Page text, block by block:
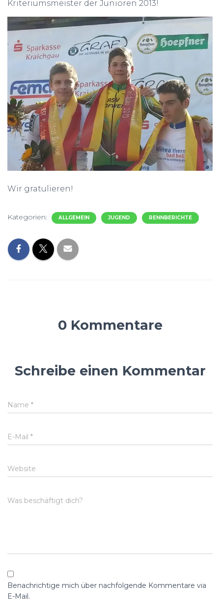
Kriteriumsmeister der Junioren 2013!
Wir gratulieren!
Kategorien: ALLGEMEIN JUGEND RENNBERICHTE
0 Kommentare
Schreibe einen Kommentar
Name *
E-Mail *
Website
Was beschäftigt dich?
Benachrichtige mich über nachfolgende Kommentare via
E-Mail.